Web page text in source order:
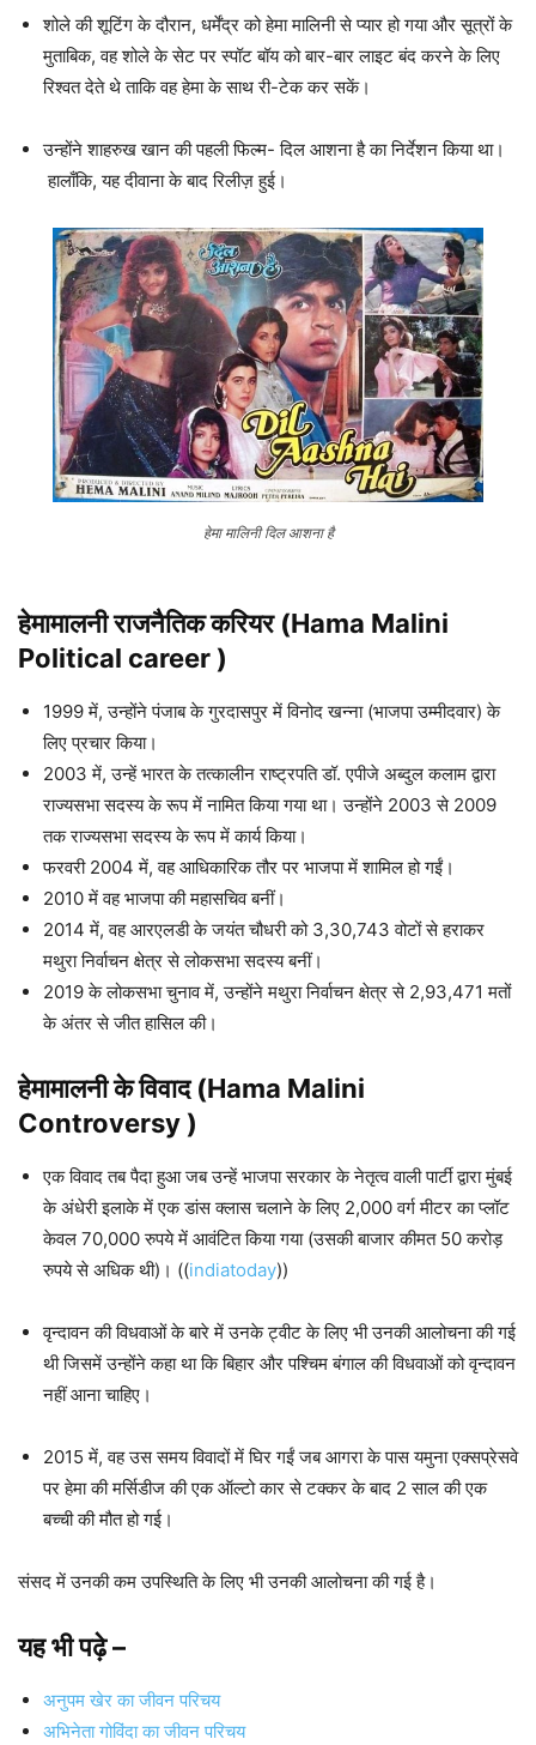
शोले की शूटिंग के दौरान, धर्मेंद्र को हेमा मालिनी से प्यार हो गया और सूत्रों के
मुताबिक, वह शोले के सेट पर स्पॉट बॉय को बार-बार लाइट बंद करने के लिए
रिश्वत देते थे ताकि वह हेमा के साथ री-टेक कर सकें।
उन्होंने शाहरुख खान की पहली फिल्म- दिल आशना है का निर्देशन किया था।
हालाँकि, यह दीवाना के बाद रिलीज़ हुई।
हेमा मालिनी दिल आशना है
हेमामालनीराजनैतिक करियर (Hama Malini
Political career )
1999 में, उन्होंने पंजाब के गुरदासपुर में विनोद खन्ना (भाजपा उम्मीदवार) के
लिए प्रचार किया।
2003 में, उन्हें भारत के तत्कालीन राष्ट्रपति डॉ. एपीजे अब्दुल कलाम द्वारा
राज्यसभा सदस्य के रूप में नामित किया गया था। उन्होंने 2003 से 2009
तक राज्यसभा सदस्य के रूप में कार्य किया।
फरवरी 2004 में, वह आधिकारिक तौर पर भाजपा में शामिल हो गईं।
2010 में वह भाजपा की महासचिव बनीं।
2014 में, वह आरएलडी के जयंत चौधरी को 3,30,743 वोटों से हराकर
मथुरा निर्वाचन क्षेत्र से लोकसभा सदस्य बनीं।
2019 के लोकसभा चुनाव में, उन्होंने मथुरा निर्वाचन क्षेत्र से 2,93,471 मतों
के अंतर से जीत हासिल की।
हेमामालनीके विवाद (Hama Malini
Controversy )
एक विवाद तब पैदा हुआ जब उन्हें भाजपा सरकार के नेतृत्व वाली पार्टी द्वारा मुंबई
के अंधेरी इलाके में एक डांस क्लास चलाने के लिए 2,000 वर्ग मीटर का प्लॉट
केवल 70,000 रुपये में आवंटित किया गया (उसकी बाजार कीमत 50 करोड़
रुपये से अधिक थी)। ((indiatoday))
वृन्दावन की विधवाओं के बारे में उनके ट्वीट के लिए भी उनकी आलोचना की गई
थी जिसमें उन्होंने कहा था कि बिहार और पश्चिम बंगाल की विधवाओं को वृन्दावन
नहीं आना चाहिए।
2015 में, वह उस समय विवादों में घिर गईं जब आगरा के पास यमुना एक्सप्रेसवे
पर हेमा की मर्सिडीज की एक ऑल्टो कार से टक्कर के बाद 2 साल की एक
बच्ची की मौत हो गई।
संसद में उनकी कम उपस्थिति के लिए भी उनकी आलोचना की गई है।
यह भी पढ़े –
अनुपम खेर का जीवन परिचय
अभिनेता गोविंदा का जीवन परिचय